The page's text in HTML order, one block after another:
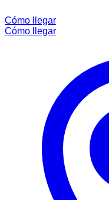
Cómo llegar
Cómo llegar